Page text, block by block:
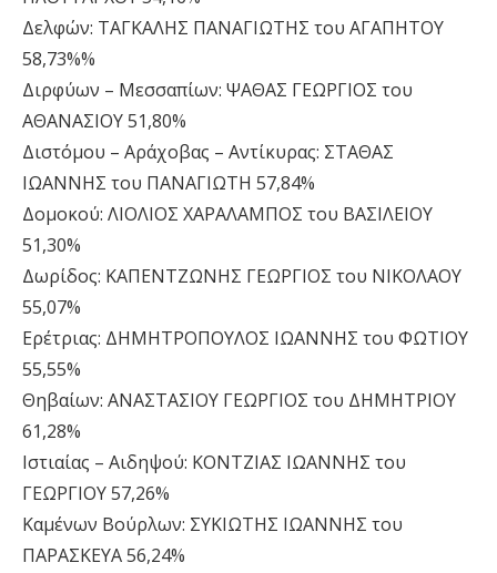
Δελφών: ΤΑΓΚΑΛΗΣ ΠΑΝΑΓΙΩΤΗΣ του ΑΓΑΠΗΤΟΥ
58,73%%
Διρφύων – Μεσσαπίων: ΨΑΘΑΣ ΓΕΩΡΓΙΟΣ του
ΑΘΑΝΑΣΙΟΥ 51,80%
Διστόμου – Αράχοβας – Αντίκυρας: ΣΤΑΘΑΣ
ΙΩΑΝΝΗΣ του ΠΑΝΑΓΙΩΤΗ 57,84%
Δομοκού: ΛΙΟΛΙΟΣ ΧΑΡΑΛΑΜΠΟΣ του ΒΑΣΙΛΕΙΟΥ
51,30%
Δωρίδος: ΚΑΠΕΝΤΖΩΝΗΣ ΓΕΩΡΓΙΟΣ του ΝΙΚΟΛΑΟΥ
55,07%
Ερέτριας: ΔΗΜΗΤΡΟΠΟΥΛΟΣ ΙΩΑΝΝΗΣ του ΦΩΤΙΟΥ
55,55%
Θηβαίων: ΑΝΑΣΤΑΣΙΟΥ ΓΕΩΡΓΙΟΣ του ΔΗΜΗΤΡΙΟΥ
61,28%
Ιστιαίας – Αιδηψού: ΚΟΝΤΖΙΑΣ ΙΩΑΝΝΗΣ του
ΓΕΩΡΓΙΟΥ 57,26%
Καμένων Βούρλων: ΣΥΚΙΩΤΗΣ ΙΩΑΝΝΗΣ του
ΠΑΡΑΣΚΕΥΑ 56,24%